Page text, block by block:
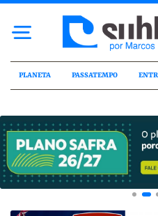
PLANETA PASSATEMPO